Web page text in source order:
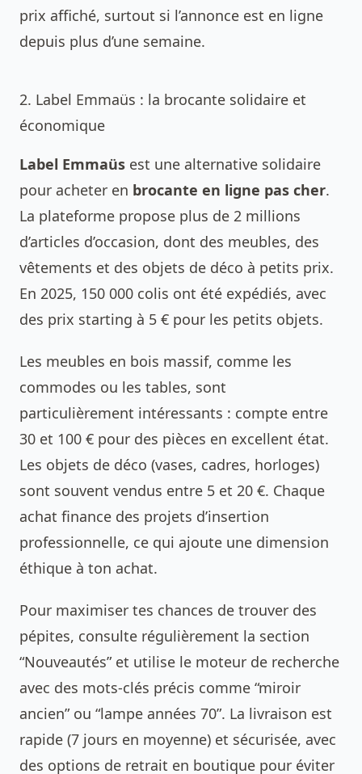
prix affiché, surtout si l’annonce est en ligne
depuis plus d’une semaine.
2. Label Emmaüs : la brocante solidaire et
économique
Label Emmaüs est une alternative solidaire
pour acheter en brocante en ligne pas cher.
La plateforme propose plus de 2 millions
d’articles d’occasion, dont des meubles, des
vêtements et des objets de déco à petits prix.
En 2025, 150 000 colis ont été expédiés, avec
des prix starting à 5 € pour les petits objets.
Les meubles en bois massif, comme les
commodes ou les tables, sont
particulièrement intéressants : compte entre
30 et 100 € pour des pièces en excellent état.
Les objets de déco (vases, cadres, horloges)
sont souvent vendus entre 5 et 20 €. Chaque
achat finance des projets d’insertion
professionnelle, ce qui ajoute une dimension
éthique à ton achat.
Pour maximiser tes chances de trouver des
pépites, consulte régulièrement la section
“Nouveautés” et utilise le moteur de recherche
avec des mots-clés précis comme “miroir
ancien” ou “lampe années 70”. La livraison est
rapide (7 jours en moyenne) et sécurisée, avec
des options de retrait en boutique pour éviter